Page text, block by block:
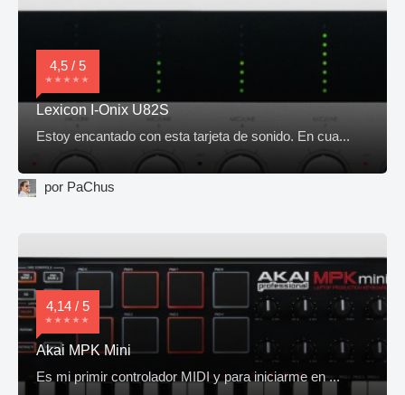
4,5 / 5
Lexicon I-Onix U82S
Estoy encantado con esta tarjeta de sonido. En cua...
por PaChus
4,14 / 5
Akai MPK Mini
Es mi primir controlador MIDI y para iniciarme en ...